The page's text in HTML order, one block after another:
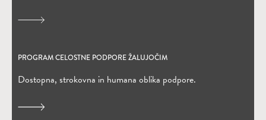
PROGRAM CELOSTNE PODPORE ŽALUJOČIM
Dostopna, strokovna in humana oblika podpore.